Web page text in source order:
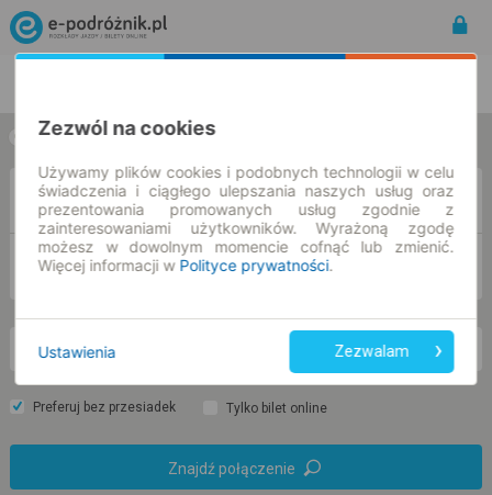
w obie strony
Z
DO
so. 8 sie.
Preferuj bez przesiadek Tylko bilet online
Znajdź połączenie
Zezwól na cookies
Używamy plików cookies i podobnych technologii w celu
świadczenia i ciągłego ulepszania naszych usług oraz
prezentowania promowanych usług zgodnie z
zainteresowaniami użytkowników. Wyrażoną zgodę
możesz w dowolnym momencie cofnąć lub zmienić.
Więcej informacji w Polityce prywatności.
Ustawienia Zezwalam